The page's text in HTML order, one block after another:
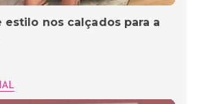
estilo nos calçados para a